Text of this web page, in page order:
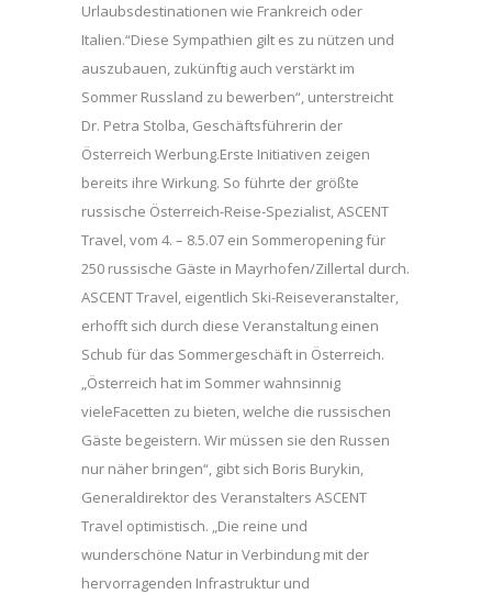
Urlaubsdestinationen wie Frankreich oder
Italien.“Diese Sympathien gilt es zu nützen und
auszubauen, zukünftig auch verstärkt im
Sommer Russland zu bewerben“, unterstreicht
Dr. Petra Stolba, Geschäftsführerin der
Österreich Werbung.Erste Initiativen zeigen
bereits ihre Wirkung. So führte der größte
russische Österreich-Reise-Spezialist, ASCENT
Travel, vom 4. – 8.5.07 ein Sommeropening für
250 russische Gäste in Mayrhofen/Zillertal durch.
ASCENT Travel, eigentlich Ski-Reiseveranstalter,
erhofft sich durch diese Veranstaltung einen
Schub für das Sommergeschäft in Österreich.
„Österreich hat im Sommer wahnsinnig
vieleFacetten zu bieten, welche die russischen
Gäste begeistern. Wir müssen sie den Russen
nur näher bringen“, gibt sich Boris Burykin,
Generaldirektor des Veranstalters ASCENT
Travel optimistisch. „Die reine und
wunderschöne Natur in Verbindung mit der
hervorragenden Infrastruktur und